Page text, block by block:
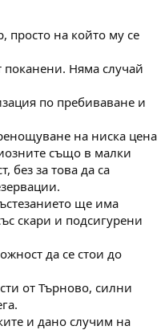
просто на който му се
поканени. Няма случай
по пребиваване и
на ниска цена
също в малки
без за това да са
ще има
скари и подсигурени
да се стои до
от Търново, силни
и дано случим на